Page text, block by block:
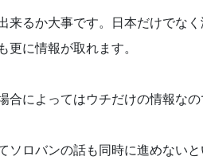
るか大事です。日本だけでな
に情報が取れます。
によってはウチだけの情報なの
ソロバンの話も同時に進めない